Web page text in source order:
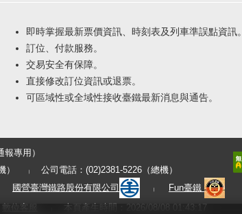
即時掌握最新票價資訊、時刻表及列車準誤點資訊。
訂位、付款服務。
交易安全有保障。
直接修改訂位資訊或退票。
可區域性或全域性接收臺鐵最新消息與通告。
專用）
公司電話：(02)2381-5226（總機）
國營臺灣鐵路股份有限公司
Fun臺鐵
數位客服 本頁產生時間：2026/08/08 01:43:17